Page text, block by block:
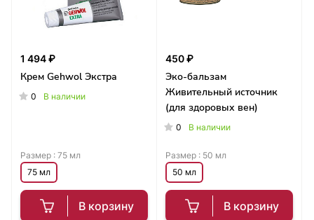
1 494 ₽
Крем Gehwol Экстра
0 В наличии
В корзину
Размер : 75 мл
75 мл
450 ₽
Эко-бальзам
Живительный источник
(для здоровых вен)
0 В наличии
В корзину
Размер : 50 мл
50 мл